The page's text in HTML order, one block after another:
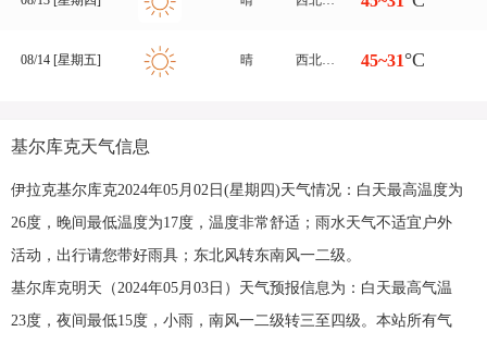
08/14 [星期五] 晴 西北风 一二级 45~31°C
基尔库克天气信息
伊拉克基尔库克2024年05月02日(星期四)天气情况：白天最高温度为
26度，晚间最低温度为17度，温度非常舒适；雨水天气不适宜户外
活动，出行请您带好雨具；东北风转东南风一二级。
基尔库克明天（2024年05月03日）天气预报信息为：白天最高气温
23度，夜间最低15度，小雨，南风一二级转三至四级。本站所有气